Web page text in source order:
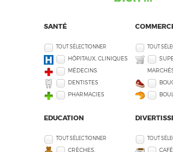
SANTÉ
TOUT SÉLECTIONNER
HÔPITAUX, CLINIQUES
MÉDECINS
DENTISTES
PHARMACIES
TOUT
EDUCATION
TOUT SÉLECTIONNER
CRÈCHES,
TOUT